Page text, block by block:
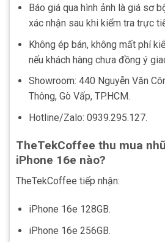
Báo giá qua hình ảnh là giá sơ
xác nhận sau khi kiểm tra trực
Không ép bán, không mất phí
nếu khách hàng chưa đồng ý
Showroom: 440 Nguyễn Văn
Thông, Gò Vấp, TP.HCM.
Hotline/Zalo: 0939.295.127.
TheTekCoffee thu mua
iPhone 16e nào?
TheTekCoffee tiếp nhận:
iPhone 16e 128GB.
iPhone 16e 256GB.